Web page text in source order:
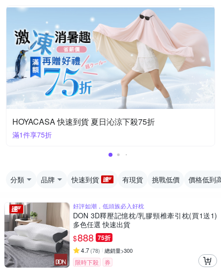
HOYACASA 快速到貨 夏日沁涼下殺75折
滿1件享75折
分類 品牌 快速到貨 有現貨 挑戰低價 價格低到
好評如潮，低頭族必入好枕
DON 3D釋壓記憶枕/乳膠頸椎牽引枕(買1送1)
多色任選 快速出貨
$888 75折
4.7(78) 總銷量>300
限時下殺
券